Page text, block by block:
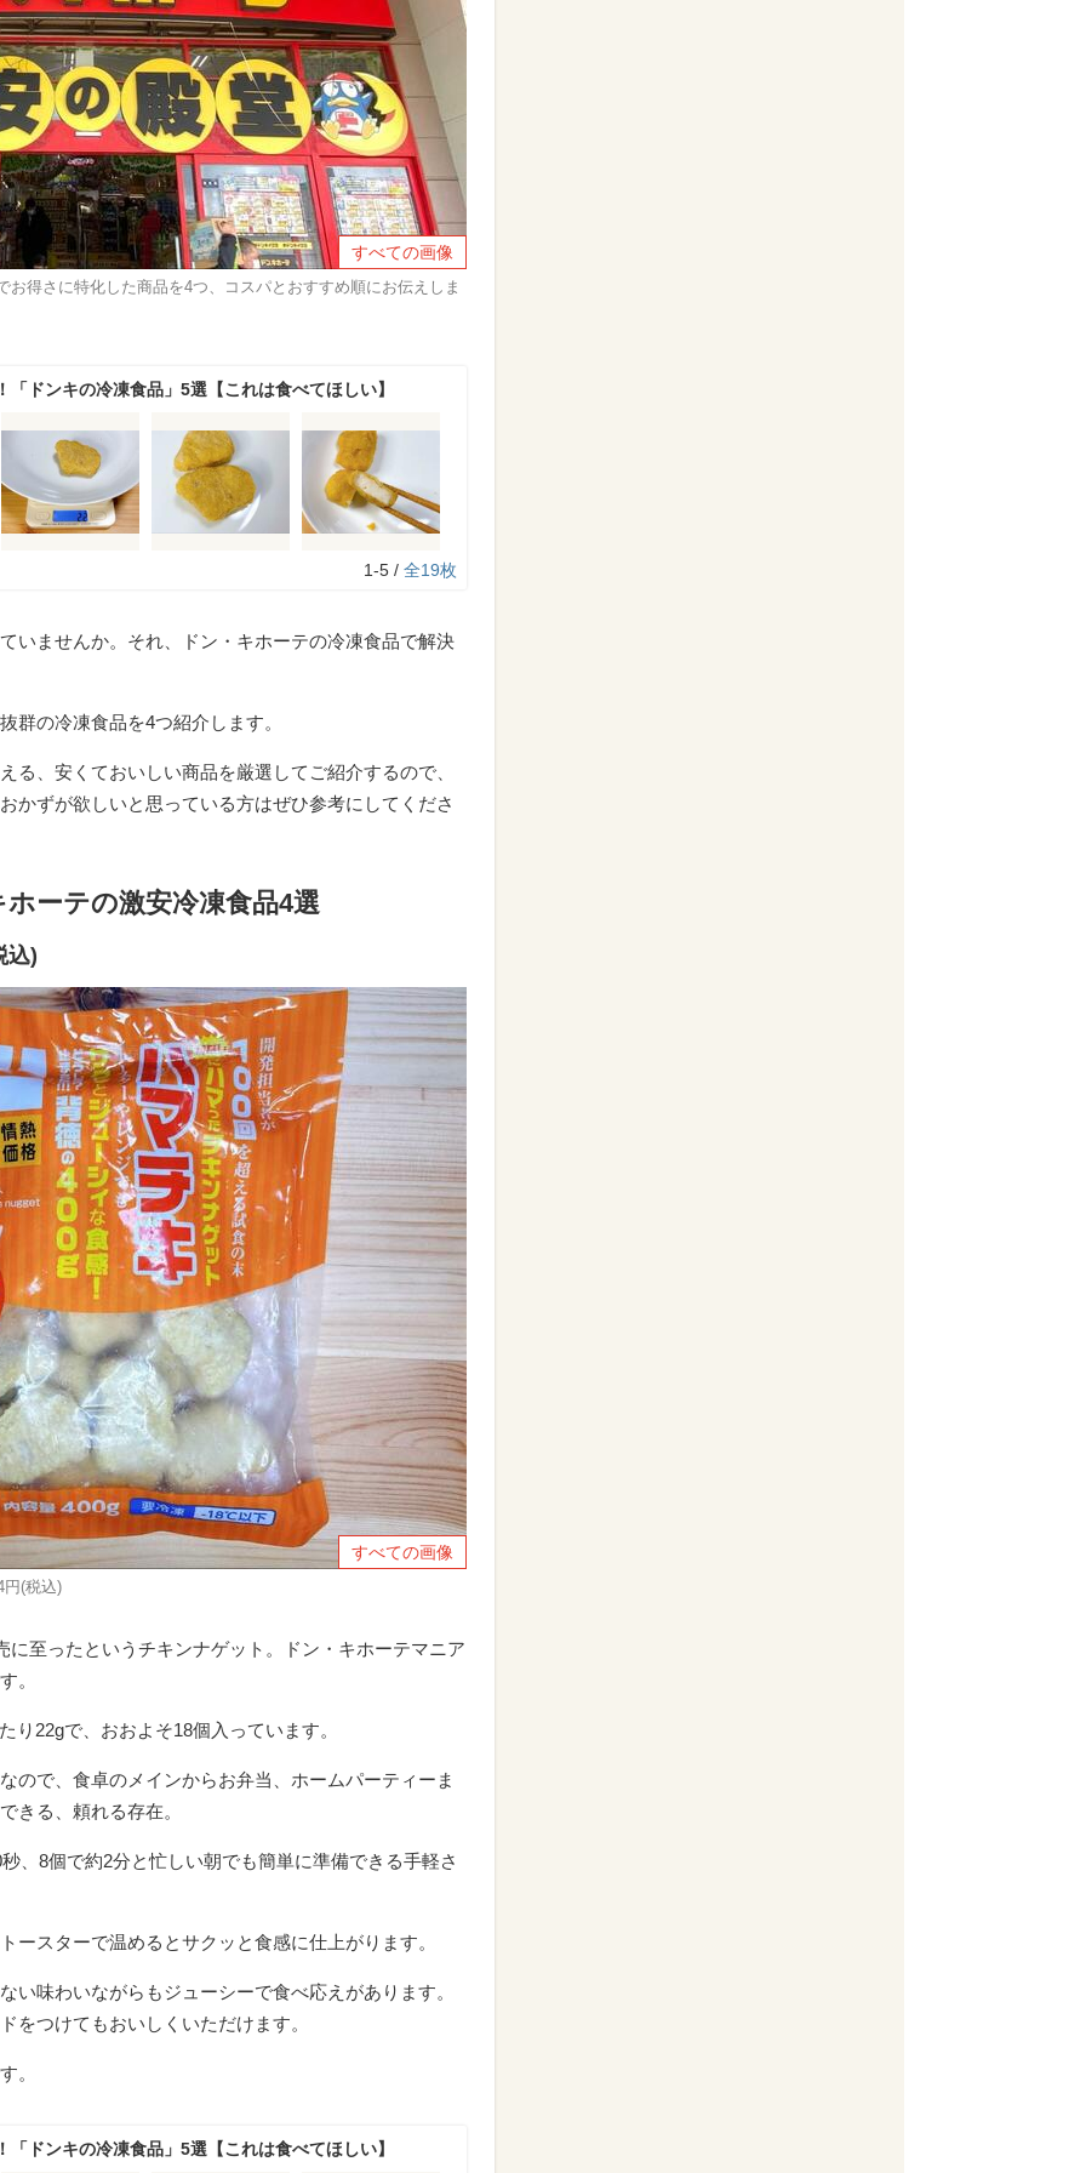
すべての画像
得さに特化した商品を4つ、コスパとおすすめ順にお伝えしま
「ドンキの冷凍食品」5選【これは食べてほしい】
1-5 / 全19枚
いませんか。それ、ドン・キホーテの冷凍食品で解決
群の冷凍食品を4つ紹介します。
る、安くておいしい商品を厳選してご紹介するので、
かずが欲しいと思っている方はぜひ参考にしてくださ
ーテの激安冷凍食品4選
込)
すべての画像
円(税込)
に至ったというチキンナゲット。ドン・キホーテマニア
。
り22gで、おおよそ18個入っています。
ので、食卓のメインからお弁当、ホームパーティーま
きる、頼れる存在。
、8個で約2分と忙しい朝でも簡単に準備できる手軽さ
ースターで温めるとサクッと食感に仕上がります。
い味わいながらもジューシーで食べ応えがあります。
をつけてもおいしくいただけます。
。
「ドンキの冷凍食品」5選【これは食べてほしい】